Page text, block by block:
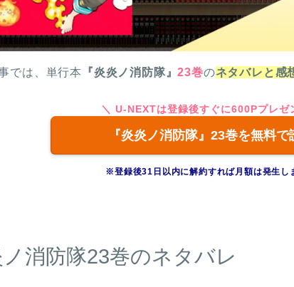
では、単行本 『炎炎ノ消防隊』23巻のネタバレと感
＼ U-NEXTは登録後すぐに600Pプレゼ
『炎炎ノ消防隊』23巻を無料で
※登録後31日以内に解約すれば月額は発生し
消防隊23巻のネタバレ